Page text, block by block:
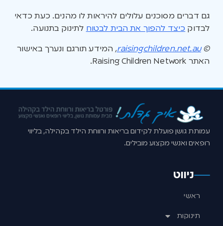
גם דברים מסוכנים עלולים להיראות לו מהנים. כעת כדאי
לבדוק כיצד להפוך את הבית לבטוח לתינוק בתנועה.
©
raisingchildren.net.au
, המידע תורגם ונערך באישור
האתר Raising Children Network.
עמותת גושן פועלת לקידום בריאות ורווחת הילד בקהילה, בליווי
רופאים ואנשי מקצוע מובילים.
ניווט
ראשי
תינוקות